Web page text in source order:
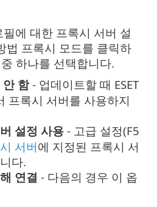
에 대한 프록시 서버 설
법 프록시 모드를 클릭하
하나를 선택합니다.
안 함- 업데이트할 때 ESET
프록시 서버를 사용하지
설정 사용- 고급 설정(F5
서버에 지정된 프록시 서
다.
연결 - 다음의 경우 이 옵